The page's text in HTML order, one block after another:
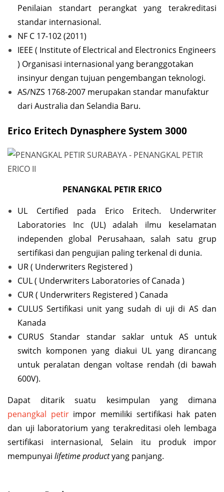
Penilaian standart perangkat yang terakreditasi
standar internasional.
NF C 17-102 (2011)
IEEE ( Institute of Electrical and Electronics Engineers
) Organisasi internasional yang beranggotakan
insinyur dengan tujuan pengembangan teknologi.
AS/NZS 1768-2007 merupakan standar manufaktur
dari Australia dan Selandia Baru.
Erico Eritech Dynasphere System 3000
PENANGKAL PETIR ERICO
UL Certified pada Erico Eritech. Underwriter
Laboratories Inc (UL) adalah ilmu keselamatan
independen global Perusahaan, salah satu grup
sertifikasi dan pengujian paling terkenal di dunia.
UR ( Underwriters Registered )
CUL ( Underwriters Laboratories of Canada )
CUR ( Underwriters Registered ) Canada
CULUS Sertifikasi unit yang sudah di uji di AS dan
Kanada
CURUS Standar standar saklar untuk AS untuk
switch komponen yang diakui UL yang dirancang
untuk peralatan dengan voltase rendah (di bawah
600V).
Dapat ditarik suatu kesimpulan yang dimana
penangkal petirimpor memiliki sertifikasi hak paten
dan uji laboratorium yang terakreditasi oleh lembaga
sertifikasi internasional, Selain itu produk impor
mempunyai lifetime productyang panjang.